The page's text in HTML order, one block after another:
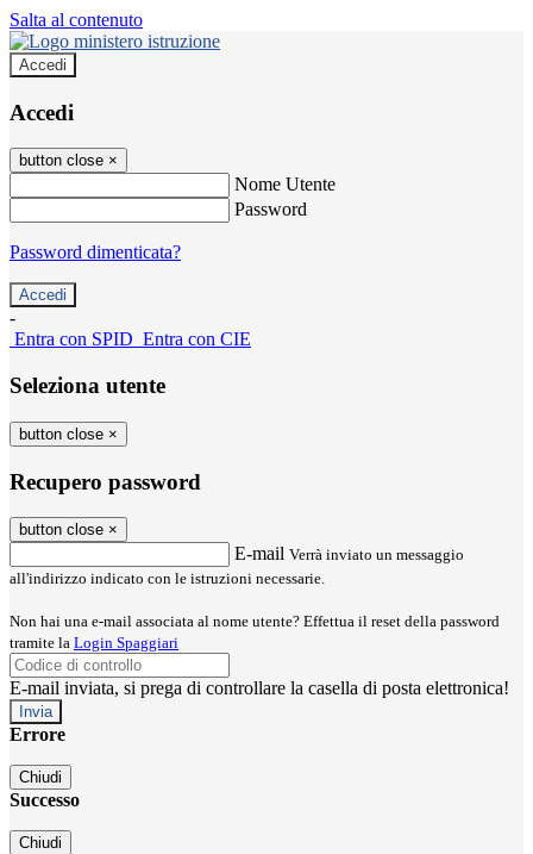
Salta al contenuto
Accedi
Accedi
button close ×
Nome Utente
Password
Password dimenticata?
-
Entra con SPID Entra con CIE
Seleziona utente
button close ×
Recupero password
button close ×
E-mail Verrà inviato un messaggio
all'indirizzo indicato con le istruzioni necessarie.
Non hai una e-mail associata al nome utente? Effettua il reset della password
tramite la Login Spaggiari
E-mail inviata, si prega di controllare la casella di posta elettronica!
Errore
Chiudi
Successo
Chiudi